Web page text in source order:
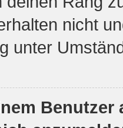
nicht
unter